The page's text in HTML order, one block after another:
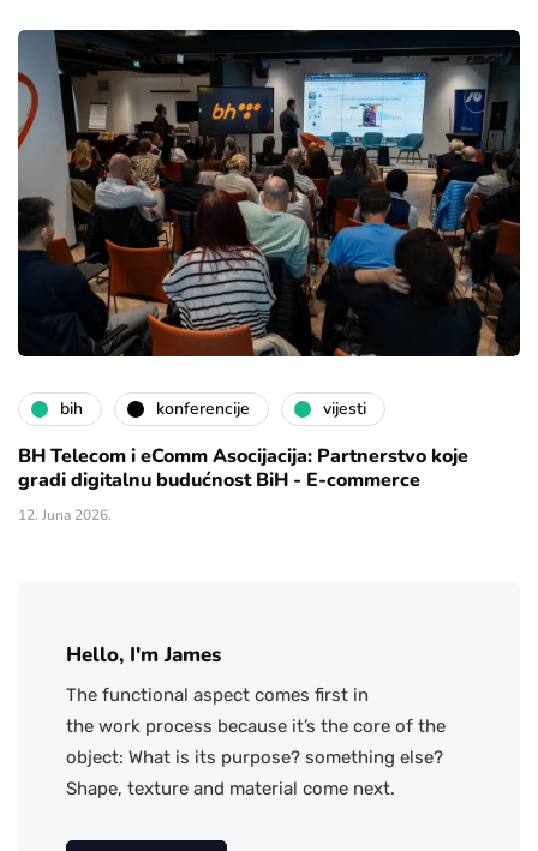
bih konferencije vijesti
BH Telecom i eComm Asocijacija: Partnerstvo koje
gradi digitalnu budućnost BiH - E-commerce
12. Juna 2026.
Hello, I'm James
The functional aspect comes first in
the work process because it’s the core of the
object: What is its purpose? something else?
Shape, texture and material come next.